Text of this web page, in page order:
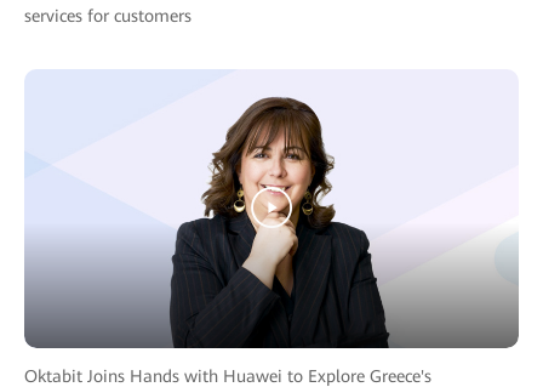
services for customers
Oktabit Joins Hands with Huawei to Explore Greece's